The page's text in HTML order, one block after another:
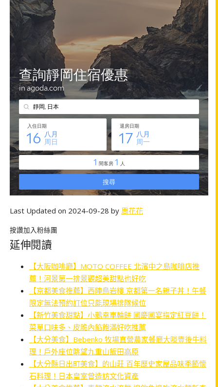
Last Updated on 2024-09-28 by 周花花
按讚加入粉絲團
延伸閱讀
【大阪咖啡廳】MOTO COFFEE 北濱中之島咖啡店推
薦！河景第一排景觀超美甜點也好吃
【京都美食推薦】西陣鳥岩樓 京都第一名親子丼！午餐
限定無法預約訂位只能現場排隊候位
【新竹美食甜點】小鵲幸車輪餅 國慶國宴指定紅豆餅！
菜單口味多、皮脆內餡飽滿好吃推薦
【大分美食】Bebenko 牧場直營農家餐廳大啖豐後牛料
理！戶外座位眺望九重山飯田高原
【大分縣日出町美食】的山莊 百年歷史家屋品味季節懷
石料理！日本皇室曾造訪文化資產